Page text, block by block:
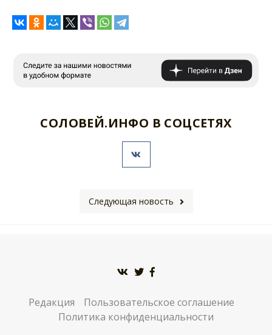
СОЛОВЕЙ.ИНФО В СОЦСЕТЯХ
Следующая новость
Редакция
Пользовательское соглашение
Политика конфиденциальности